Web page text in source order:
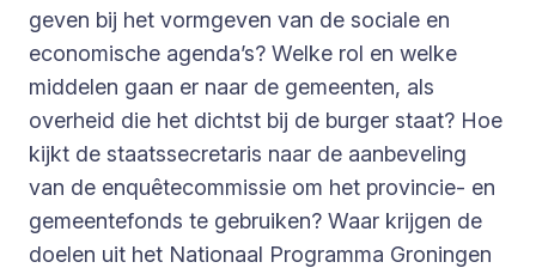
geven bij het vormgeven van de sociale en
economische agenda’s? Welke rol en welke
middelen gaan er naar de gemeenten, als
overheid die het dichtst bij de burger staat? Hoe
kijkt de staatssecretaris naar de aanbeveling
van de enquêtecommissie om het provincie- en
gemeentefonds te gebruiken? Waar krijgen de
doelen uit het Nationaal Programma Groningen